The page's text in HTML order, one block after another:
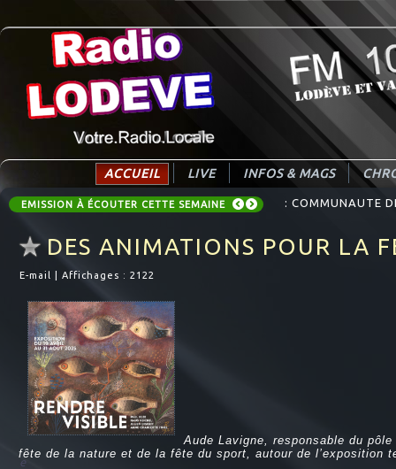
ACCUEIL LIVE INFOS & MAGS
EMISSION À ÉCOUTER CETTE SEMAINE : COMMUNAUTE
DES ANIMATIONS POUR LA
E-mail Affichages : 2122
Aude Lavigne, responsable du
fête de la nature et de la fête du sport, autour de l’exposition
e